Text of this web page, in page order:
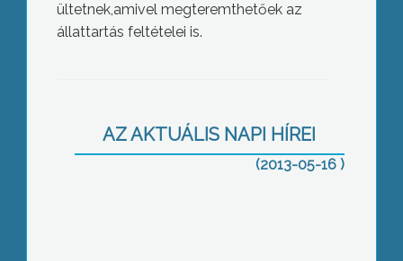
ültetnek,amivel megteremthetőek az
állattartás feltételei is.
AZ AKTUÁLIS NAPI HÍREI
(2013-05-16 )